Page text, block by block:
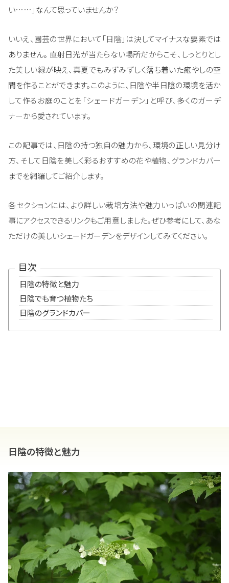
い……」なんて思っていませんか？
いいえ、園芸の世界において「日陰」は決してマイナスな要素では
ありません。 直射日光が当たらない場所だからこそ、しっとりとし
た美しい緑が映え、真夏でもみずみずしく落ち着いた癒やしの空
間を作ることができます。このように、日陰や半日陰の環境を活か
して作るお庭のことを「シェードガーデン」と呼び、多くのガーデ
ナーから愛されています。
この記事では、日陰の持つ独自の魅力から、環境の正しい見分け
方、そして日陰を美しく彩るおすすめの花や植物、グランドカバー
までを網羅してご紹介します。
各セクションには、より詳しい栽培方法や魅力いっぱいの関連記
事にアクセスできるリンクもご用意しました。ぜひ参考にして、あな
ただけの美しいシェードガーデンをデザインしてみてください。
目次
日陰の特徴と魅力
日陰でも育つ植物たち
日陰のグランドカバー
日陰の特徴と魅力